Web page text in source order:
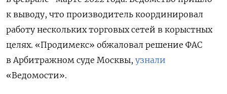
к выводу, что производитель координировал
работу нескольких торговых сетей в корыстных
целях. «Продимекс» обжаловал решение ФАС
в Арбитражном суде Москвы, узнали
«Ведомости».